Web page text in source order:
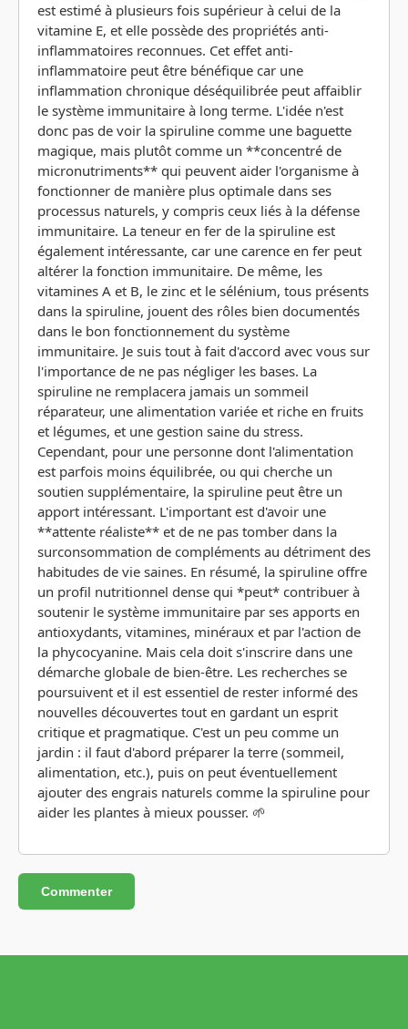
est estimé à plusieurs fois supérieur à celui de la
vitamine E, et elle possède des propriétés anti-
inflammatoires reconnues. Cet effet anti-
inflammatoire peut être bénéfique car une
inflammation chronique déséquilibrée peut affaiblir
le système immunitaire à long terme. L'idée n'est
donc pas de voir la spiruline comme une baguette
magique, mais plutôt comme un **concentré de
micronutriments** qui peuvent aider l'organisme à
fonctionner de manière plus optimale dans ses
processus naturels, y compris ceux liés à la défense
immunitaire. La teneur en fer de la spiruline est
également intéressante, car une carence en fer peut
altérer la fonction immunitaire. De même, les
vitamines A et B, le zinc et le sélénium, tous présents
dans la spiruline, jouent des rôles bien documentés
dans le bon fonctionnement du système
immunitaire. Je suis tout à fait d'accord avec vous sur
l'importance de ne pas négliger les bases. La
spiruline ne remplacera jamais un sommeil
réparateur, une alimentation variée et riche en fruits
et légumes, et une gestion saine du stress.
Cependant, pour une personne dont l'alimentation
est parfois moins équilibrée, ou qui cherche un
soutien supplémentaire, la spiruline peut être un
apport intéressant. L'important est d'avoir une
**attente réaliste** et de ne pas tomber dans la
surconsommation de compléments au détriment des
habitudes de vie saines. En résumé, la spiruline offre
un profil nutritionnel dense qui *peut* contribuer à
soutenir le système immunitaire par ses apports en
antioxydants, vitamines, minéraux et par l'action de
la phycocyanine. Mais cela doit s'inscrire dans une
démarche globale de bien-être. Les recherches se
poursuivent et il est essentiel de rester informé des
nouvelles découvertes tout en gardant un esprit
critique et pragmatique. C'est un peu comme un
jardin : il faut d'abord préparer la terre (sommeil,
alimentation, etc.), puis on peut éventuellement
ajouter des engrais naturels comme la spiruline pour
aider les plantes à mieux pousser. 🌱
Commenter